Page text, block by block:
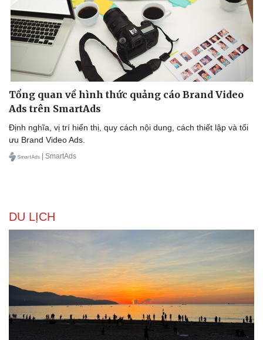
Nam khoa
Làm đẹp - giảm cân
Phòng mạch online
Ăn sạch sống khỏe
Tổng quan về hình thức quảng cáo Brand Video
Ads trên SmartAds
Định nghĩa, vị trí hiển thị, quy cách nội dung, cách thiết lập và tối
ưu Brand Video Ads.
| SmartAds
DU LỊCH